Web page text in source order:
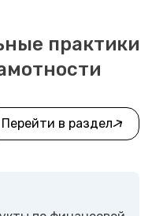
практики
Перейти в раздел